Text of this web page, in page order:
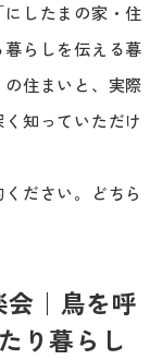
したまの家・住
らしを伝える暮
住まいと、実際
知っていただけ
ださい。どちら
会｜鳥を呼
り暮らし